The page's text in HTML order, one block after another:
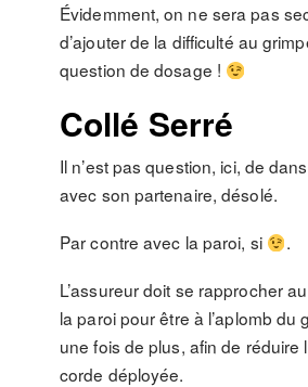
Évidemment, on ne sera pas
d’ajouter de la difficulté au
question de dosage !
Collé Serré
Il n’est pas question, ici, de
avec son partenaire, désolé.
Par contre avec la paroi, si
.
L’assureur doit se rapprocher
la paroi pour être à l’aplomb du
une fois de plus, afin de réduire
corde déployée.